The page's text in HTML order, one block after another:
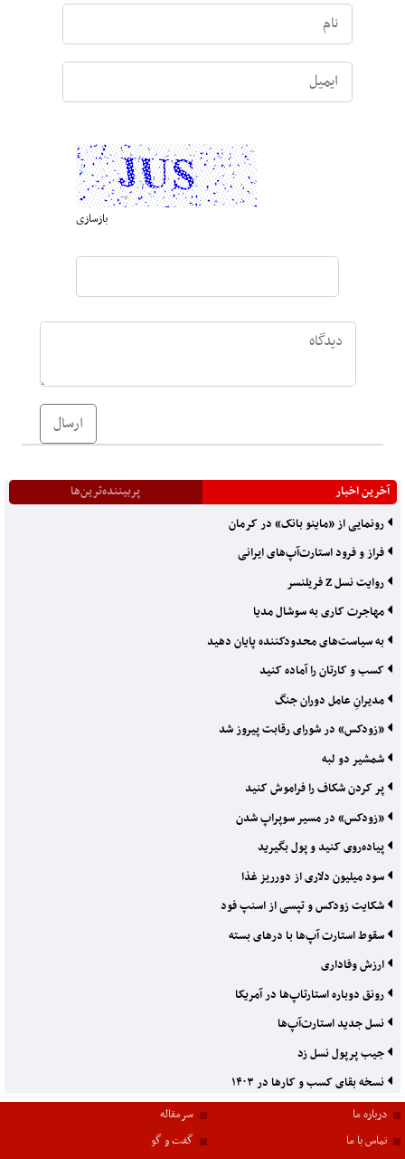
بازسازی
ارسال
آخرین اخبار
پربیننده‌ترین‌ها
رونمایی از «ماینو بانک» در کرمان
فراز و فرود استارت‌آپ‌های ایرانی
روایت نسل Z فریلنسر
مهاجرت کاری به سوشال مدیا
به سیاست‌های محدودکننده‌ پایان دهید
کسب و کارتان را آماده کنید
مدیرانِ عامل دوران جنگ
«زودکس» در شورای رقابت پیروز شد
شمشیر دو لبه
پر کردن شکاف را فراموش کنید
«زودکس» در مسیر سوپراپ شدن
پیاده‌‌‌روی کنید و پول بگیرید
سود میلیون دلاری از دورریز غذا
شکایت زودکس و تپسی از اسنپ فود
سقوط استارت آپ‌ها با درهای بسته
ارزش وفاداری
رونق دوباره استارتا‌پ‌ها در آمریکا
نسل جدید استارت‌آپ‌ها
جیب پرپول نسل زد
نسخه بقای کسب و کارها در ۱۴۰۳
درباره ما
تماس با ما
سرمقاله
گفت و گو